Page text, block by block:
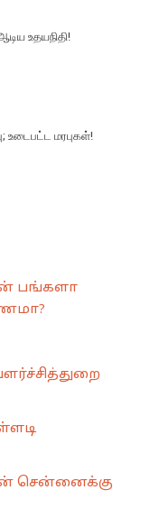
உதயநிதி!
உடைபட்ட மரபுகள்!
பங்களா
சென்னைக்கு